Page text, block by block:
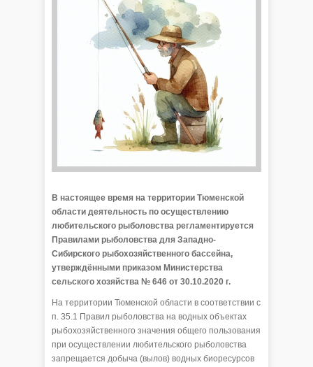
В настоящее время на территории Тюменской
области деятельность по осуществлению
любительского рыболовства регламентируется
Правилами рыболовства для Западно-
Сибирского рыбохозяйственного бассейна,
утверждёнными приказом Министерства
сельского хозяйства № 646 от 30.10.2020 г.
На территории Тюменской области в соответствии с
п. 35.1 Правил рыболовства на водных объектах
рыбохозяйственного значения общего пользования
при осуществлении любительского рыболовства
запрещается добыча (вылов) водных биоресурсов